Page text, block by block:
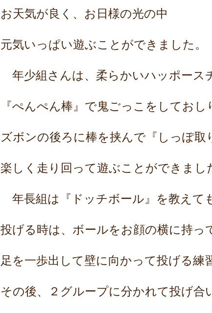
お天気が良く、お日様の光の中
元気いっぱい遊ぶことができました。
年少組さんは、柔らかいハッポース
『ぺんぺん棒』で鬼ごっこをしておし
ズボンの後ろに棒を挟んで『しっぽ取
楽しく走り回って遊ぶことができまし
年長組は『ドッチボール』を教えて
投げる時は、ボールをお顔の横に持っ
足を一歩出して壁に向かって投げる練
その後、２グループに分かれて投げ合